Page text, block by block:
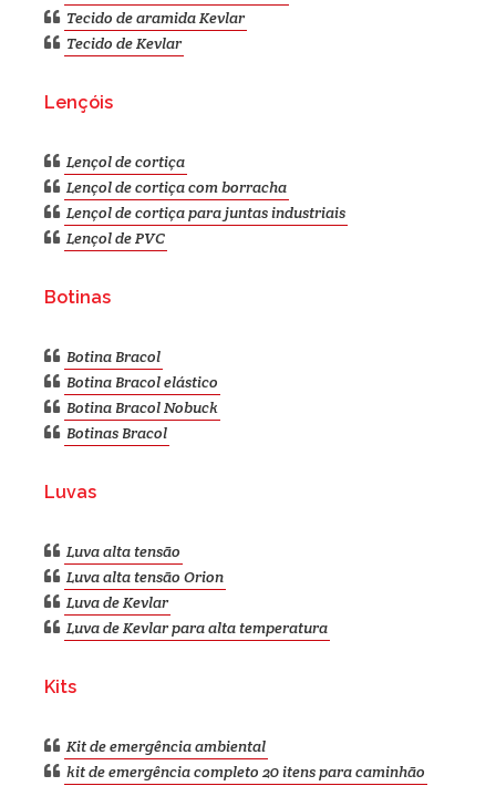
Tecido de aramida Kevlar
Tecido de Kevlar
Lençóis
Lençol de cortiça
Lençol de cortiça com borracha
Lençol de cortiça para juntas industriais
Lençol de PVC
Botinas
Botina Bracol
Botina Bracol elástico
Botina Bracol Nobuck
Botinas Bracol
Luvas
Luva alta tensão
Luva alta tensão Orion
Luva de Kevlar
Luva de Kevlar para alta temperatura
Kits
Kit de emergência ambiental
kit de emergência completo 20 itens para caminhão